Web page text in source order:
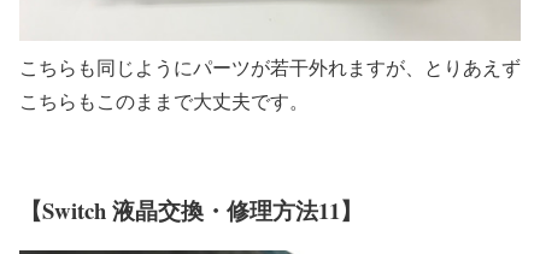
こちらも同じようにパーツが若干外れますが、とりあえず
こちらもこのままで大丈夫です。
【Switch 液晶交換・修理方法11】